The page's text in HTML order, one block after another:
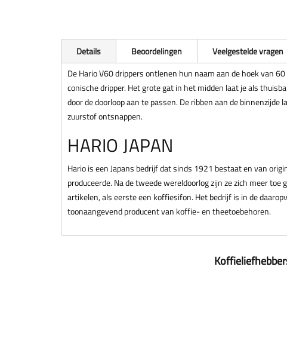
Details Beoordelingen
Veelgestelde vragen
De Hario V60 drippers ontlenen hun naam aan de hoek van
conische dripper. Het grote gat in het midden laat je als
door de doorloop aan te passen. De ribben aan de binnenzijde
zuurstof ontsnappen.
HARIO JAPAN
Hario is een Japans bedrijf dat sinds 1921 bestaat en van
produceerde. Na de tweede wereldoorlog zijn ze zich meer toe
artikelen, als eerste een koffiesifon. Het bedrijf is in de
toonaangevend producent van koffie- en theetoebehoren.